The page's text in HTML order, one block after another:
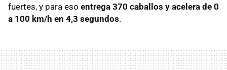
fuertes, y para eso entrega 370 caballos y acelera de 0
a 100 km/h en 4,3 segundos.